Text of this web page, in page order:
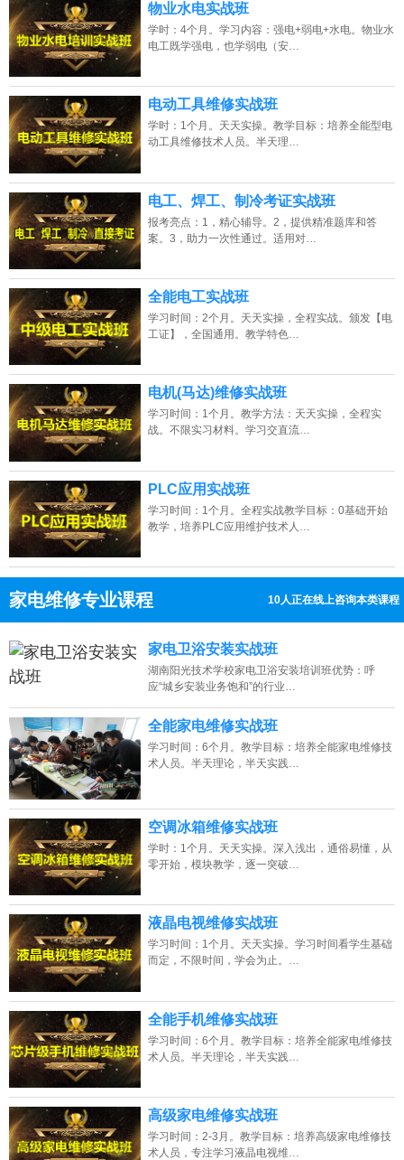
物业水电实战班
学时：4个月。学习内容：强电+弱电+水电。物业水
电工既学强电，也学弱电（安…
电动工具维修实战班
学时：1个月。天天实操。教学目标：培养全能型电
动工具维修技术人员。半天理…
电工、焊工、制冷考证实战班
报考亮点：1，精心辅导。2，提供精准题库和答
案。3，助力一次性通过。适用对…
全能电工实战班
学习时间：2个月。天天实操，全程实战。颁发【电
工证】，全国通用。教学特色…
电机(马达)维修实战班
学习时间：1个月。教学方法：天天实操，全程实
战。不限实习材料。学习交直流…
PLC应用实战班
学习时间：1个月。全程实战教学目标：0基础开始
教学，培养PLC应用维护技术人…
家电维修专业课程 10人正在线上咨询本类课程
点击免费咨询电话：13807313137
家电卫浴安装实战班
湖南阳光技术学校家电卫浴安装培训班优势：呼
应“城乡安装业务饱和”的行业…
全能家电维修实战班
学习时间：6个月。教学目标：培养全能家电维修技
术人员。半天理论，半天实践…
空调冰箱维修实战班
学时：1个月。天天实操。深入浅出，通俗易懂，从
零开始，模块教学，逐一突破…
液晶电视维修实战班
学习时间：1个月。天天实操。学习时间看学生基础
而定，不限时间，学会为止。…
全能手机维修实战班
学习时间：6个月。教学目标：培养全能家电维修技
术人员。半天理论，半天实践…
高级家电维修实战班
学习时间：2-3月。教学目标：培养高级家电维修技
术人员，专注学习液晶电视维…